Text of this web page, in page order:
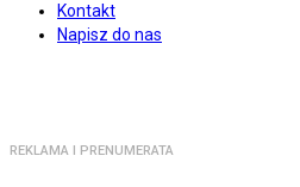
Kontakt
Napisz do nas
REKLAMA I PRENUMERATA